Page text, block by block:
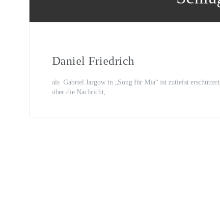
„Fritzie – Der Himmel muss
Daniel Friedrich
als Gabriel Jargow in „Song für Mia“ ist zutiefst
über die Nachricht,